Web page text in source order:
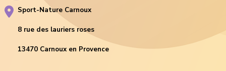
Sport-Nature Carnoux
8 rue des lauriers roses
13470 Carnoux en Provence